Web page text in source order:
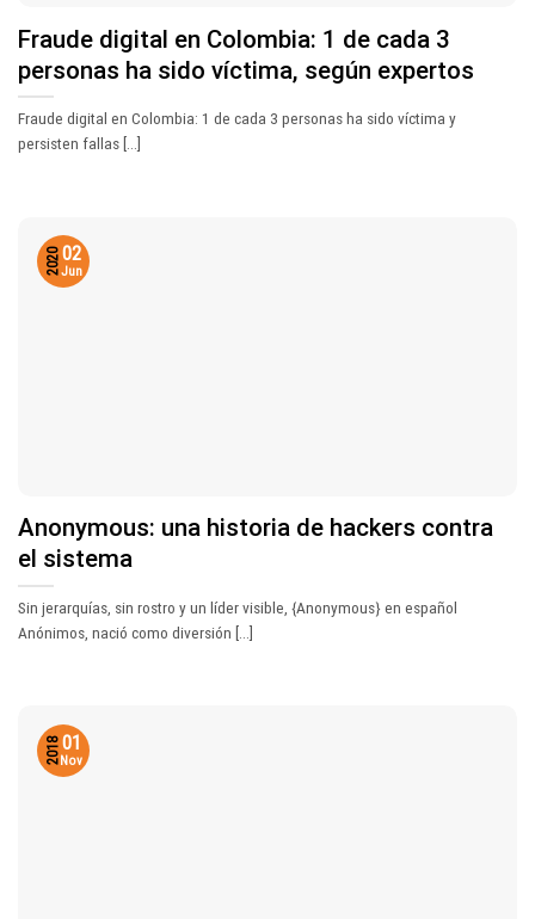
Fraude digital en Colombia: 1 de cada 3
personas ha sido víctima, según expertos
Fraude digital en Colombia: 1 de cada 3 personas ha sido víctima y
persisten fallas [...]
Anonymous: una historia de hackers contra
el sistema
Sin jerarquías, sin rostro y un líder visible, {Anonymous} en español
Anónimos, nació como diversión [...]
02
Jun
2020
01
Nov
2018